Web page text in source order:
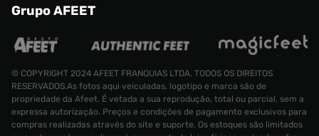
Grupo AFEET
© COPYRIGHT 2024 AFEET FRANQUIAS LTDA. TODOS OS DIREITOS
RESERVADOS.As fotos aqui veiculadas, logotipo e marca são de
propriedade da Afeet. É vetada a sua reprodução, total ou parcial, sem a
expressa autorização. Preços e condições de pagamento exclusivos para
compras realizadas através do site e suporte. Os estoques são limitados